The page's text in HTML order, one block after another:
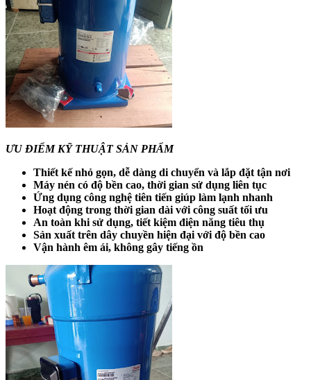
ƯU ĐIỂM KỸ THUẬT SẢN PHẨM
Thiết kế nhỏ gọn, dễ dàng di chuyển và lắp đặt tận nơi
Máy nén có độ bền cao, thời gian sử dụng liên tục
Ứng dụng công nghệ tiên tiến giúp làm lạnh nhanh
Hoạt động trong thời gian dài với công suất tối ưu
An toàn khi sử dụng, tiết kiệm điện năng tiêu thụ
Sản xuất trên dây chuyền hiện đại với độ bền cao
Vận hành êm ái, không gây tiếng ồn